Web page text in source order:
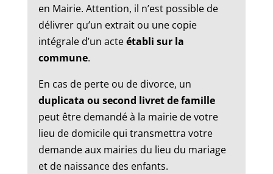
en Mairie. Attention, il n’est possible de
délivrer qu’un extrait ou une copie
intégrale d’un acteétabli sur la
commune.
En cas de perte ou de divorce, un
duplicata ou second livret de famille
peut être demandé à la mairie de votre
lieu de domicile qui transmettra votre
demande aux mairies du lieu du mariage
et de naissance des enfants.